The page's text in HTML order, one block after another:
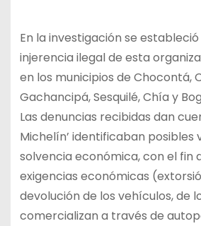
En la investigación se
injerencia ilegal de esta
en los municipios de Chocontá,
Gachancipá, Sesquilé, Chía y
Las denuncias recibidas dan
Michelín’ identificaban posibles
solvencia económica, con el fin
exigencias económicas
devolución de los vehículos, de
comercializan a través de